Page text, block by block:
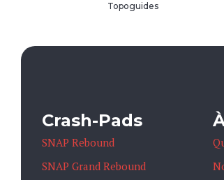
Topoguides
Crash-Pads
SNAP Rebound
SNAP Grand Rebound